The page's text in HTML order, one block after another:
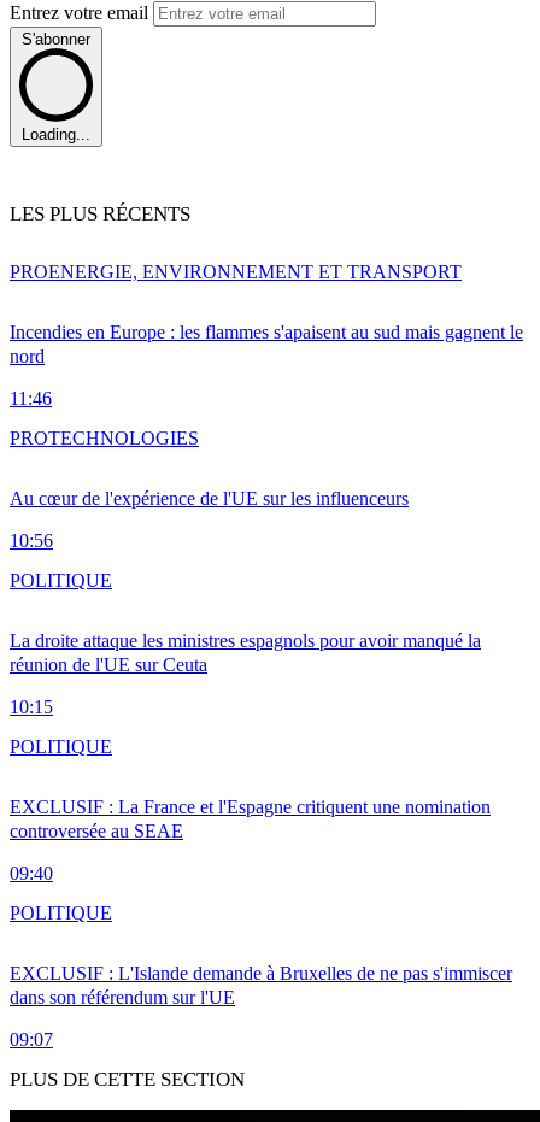
Entrez votre email
S'abonner
Loading...
LES PLUS RÉCENTS
Incendies en Europe : les flammes s'apaisent au sud mais gagnent le
nord
11:46
PROENERGIE, ENVIRONNEMENT ET TRANSPORT
Au cœur de l'expérience de l'UE sur les influenceurs
10:56
PROTECHNOLOGIES
La droite attaque les ministres espagnols pour avoir manqué la
réunion de l'UE sur Ceuta
10:15
POLITIQUE
EXCLUSIF : La France et l'Espagne critiquent une nomination
controversée au SEAE
09:40
POLITIQUE
EXCLUSIF : L'Islande demande à Bruxelles de ne pas s'immiscer
dans son référendum sur l'UE
09:07
POLITIQUE
PLUS DE CETTE SECTION